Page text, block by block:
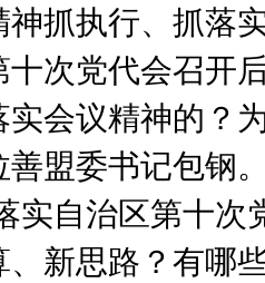
神抓执行、抓落
十次党代会召开
实会议精神的？
善盟委书记包钢
实自治区第十次
、新思路？有哪